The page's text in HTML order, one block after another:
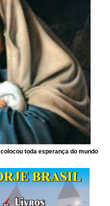
toda esperança do mundo